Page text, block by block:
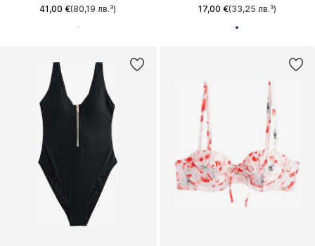
41,00 €(80,19 лв.³) 17,00 €(33,25 лв.³)